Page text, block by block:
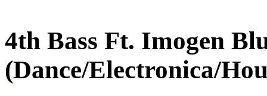
4th Bass Ft. Imogen
(Dance/Electronica/